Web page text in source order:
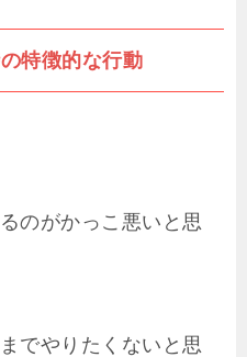
特徴的な行動
のがかっこ悪いと思
でやりたくないと思